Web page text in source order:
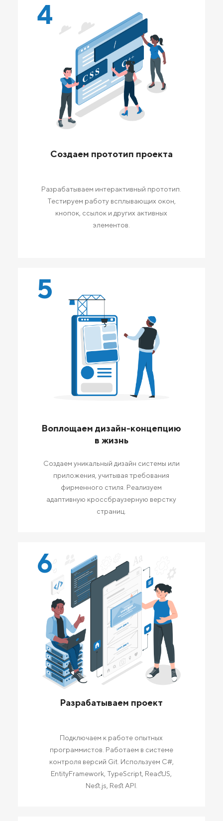
4
Создаем прототип проекта
Разрабатываем интерактивный прототип.
Тестируем работу всплывающих окон,
кнопок, ссылок и других активных
элементов.
5
Воплощаем дизайн-концепцию
в жизнь
Создаем уникальный дизайн системы или
приложения, учитывая требования
фирменного стиля. Реализуем
адаптивную кроссбраузерную верстку
страниц.
6
Разрабатываем проект
Подключаем к работе опытных
программистов. Работаем в системе
контроля версий Git. Используем C#,
EntityFramework, TypeScript, ReactJS,
Nest.js, Rest API.